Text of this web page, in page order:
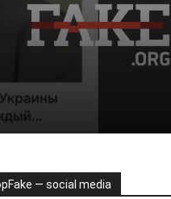
— social media